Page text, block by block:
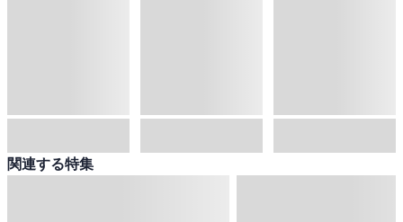
関連する特集